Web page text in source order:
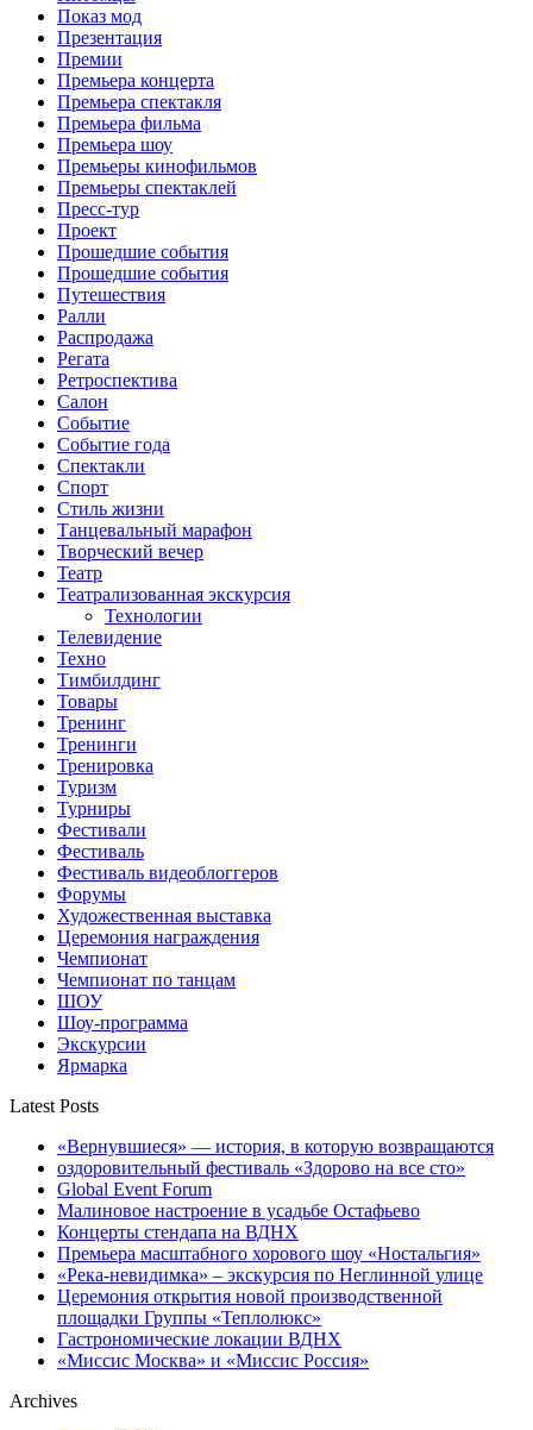
Показ мод
Презентация
Премии
Премьера концерта
Премьера спектакля
Премьера фильма
Премьера шоу
Премьеры кинофильмов
Премьеры спектаклей
Пресс-тур
Проект
Прошедшие события
Прошедшие события
Путешествия
Ралли
Распродажа
Регата
Ретроспектива
Салон
Событие
Событие года
Спектакли
Спорт
Стиль жизни
Танцевальный марафон
Творческий вечер
Театр
Театрализованная экскурсия
Технологии
Телевидение
Техно
Тимбилдинг
Товары
Тренинг
Тренинги
Тренировка
Туризм
Турниры
Фестивали
Фестиваль
Фестиваль видеоблоггеров
Форумы
Художественная выставка
Церемония награждения
Чемпионат
Чемпионат по танцам
ШОУ
Шоу-программа
Экскурсии
Ярмарка
Latest Posts
«Вернувшиеся» — история, в которую возвращаются
оздоровительный фестиваль «Здорово на все сто»
Global Event Forum
Малиновое настроение в усадьбе Остафьево
Концерты стендапа на ВДНХ
Премьера масштабного хорового шоу «Ностальгия»
«Река-невидимка» – экскурсия по Неглинной улице
Церемония открытия новой производственной
площадки Группы «Теплолюкс»
Гастрономические локации ВДНХ
«Миссис Москва» и «Миссис Россия»
Archives